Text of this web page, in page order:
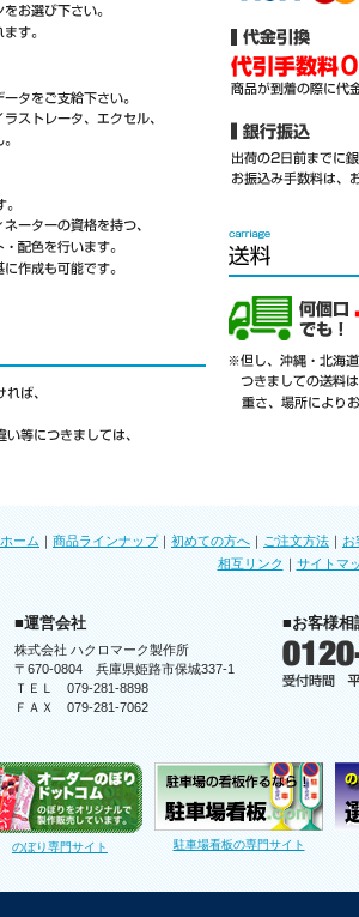
ホーム ｜ 商品ラインナップ｜ 初めての方へ ｜ ご注文方法 ｜ お
相互リンク ｜ サイトマ
■運営会社
株式会社 ハクロマーク製作所
〒670-0804 兵庫県姫路市保城337-1
ＴＥＬ 079-281-8898
ＦＡＸ 079-281-7062
■お客様相
のぼり専門サイト 駐車場看板の専門サイト